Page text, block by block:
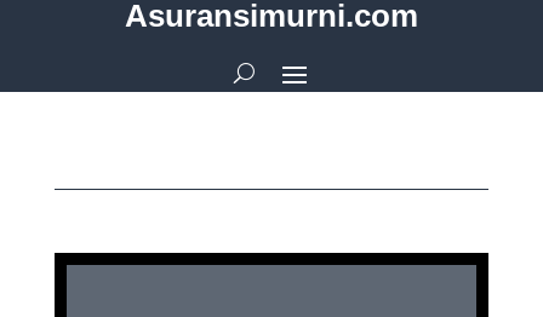
Asuransimurni.com